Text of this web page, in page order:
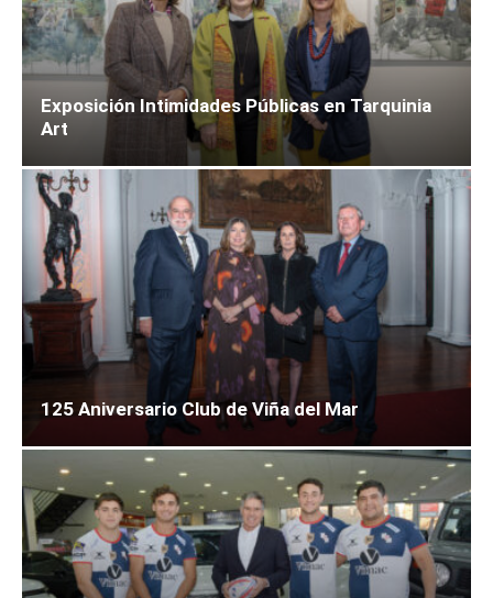
Exposición Intimidades Públicas en Tarquinia
Art
125 Aniversario Club de Viña del Mar